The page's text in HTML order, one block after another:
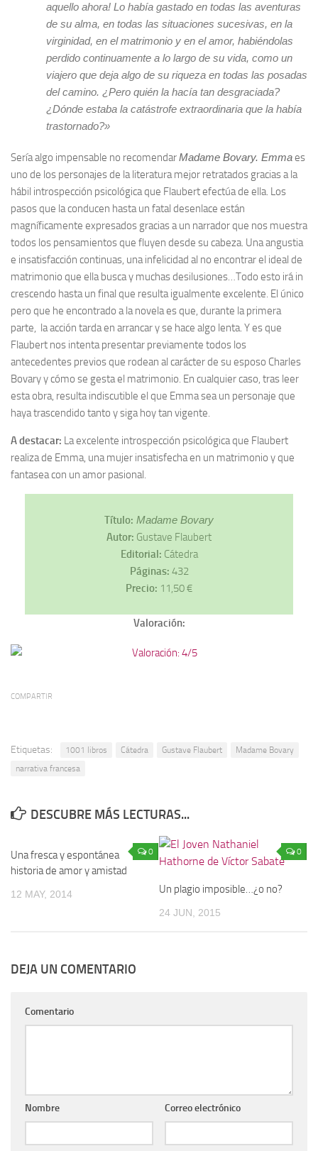
aquello ahora! Lo había gastado en todas las aventuras
de su alma, en todas las situaciones sucesivas, en la
virginidad, en el matrimonio y en el amor, habiéndolas
perdido continuamente a lo largo de su vida, como un
viajero que deja algo de su riqueza en todas las posadas
del camino. ¿Pero quién la hacía tan desgraciada?
¿Dónde estaba la catástrofe extraordinaria que la había
trastornado?»
Sería algo impensable no recomendarMadame Bovary. Emmaes
uno de los personajes de la literatura mejor retratados gracias a la
hábil introspección psicológica que Flaubert efectúa de ella. Los
pasos que la conducen hasta un fatal desenlace están
magníficamente expresados gracias a un narrador que nos muestra
todos los pensamientos que fluyen desde su cabeza. Una angustia
e insatisfacción continuas, una infelicidad al no encontrar el ideal de
matrimonio que ella busca y muchas desilusiones…Todo esto irá in
crescendo hasta un final que resulta igualmente excelente. El único
pero que he encontrado a la novela es que, durante la primera
parte, la acción tarda en arrancar y se hace algo lenta. Y es que
Flaubert nos intenta presentar previamente todos los
antecedentes previos que rodean al carácter de su esposo Charles
Bovary y cómo se gesta el matrimonio. En cualquier caso, tras leer
esta obra, resulta indiscutible el que Emma sea un personaje que
haya trascendido tanto y siga hoy tan vigente.
A destacar: La excelente introspección psicológica que Flaubert
realiza de Emma, una mujer insatisfecha en un matrimonio y que
fantasea con un amor pasional.
Título: Madame Bovary
Autor: Gustave Flaubert
Editorial: Cátedra
Páginas: 432
Precio: 11,50 €
Valoración:
COMPARTIR
Etiquetas: 1001 libros Cátedra Gustave Flaubert
Madame Bovary
narrativa francesa
DESCUBRE MÁS LECTURAS...
0
Una fresca y espontánea
historia de amor y amistad
12 MAY, 2014
0
Un plagio imposible…¿o no?
24 JUN, 2015
DEJA UN COMENTARIO
Comentario
Nombre Correo electrónico